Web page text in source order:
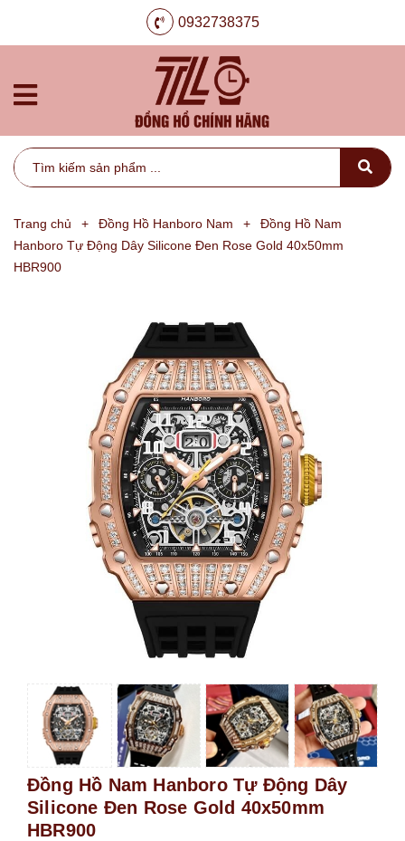
0932738375
Trang chủ + Đồng Hồ Hanboro Nam +
Đồng Hồ Nam
Hanboro Tự Động Dây Silicone Đen Rose Gold 40x50mm
HBR900
Đồng Hồ Nam Hanboro Tự Động Dây
Silicone Đen Rose Gold 40x50mm
HBR900